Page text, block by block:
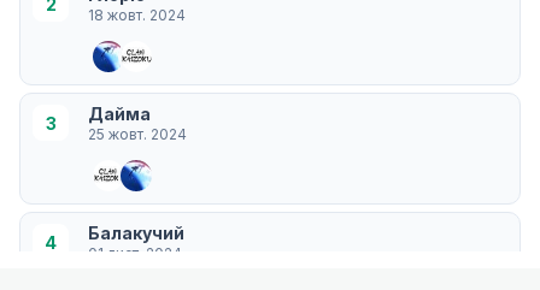
18 жовт. 2024
3 Дайма
25 жовт. 2024
4 Балакучий
01 лист. 2024